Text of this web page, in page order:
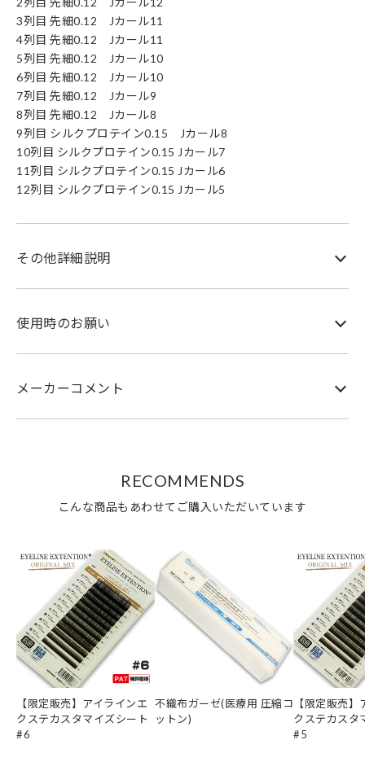
3列目 先細0.12 Jカール11
4列目 先細0.12 Jカール11
5列目 先細0.12 Jカール10
6列目 先細0.12 Jカール10
7列目 先細0.12 Jカール9
8列目 先細0.12 Jカール8
9列目 シルクプロテイン0.15 Jカール8
10列目 シルクプロテイン0.15 Jカール7
11列目 シルクプロテイン0.15 Jカール6
12列目 シルクプロテイン0.15 Jカール5
その他詳細説明
使用時のお願い
メーカーコメント
RECOMMENDS
こんな商品もあわせてご購入いただいています
【限定販売】アイラインエ
クステカスタマイズシート
#6
不織布ガーゼ(医療用 圧縮コ
ットン)
【限定販売
クステカスタ
#5